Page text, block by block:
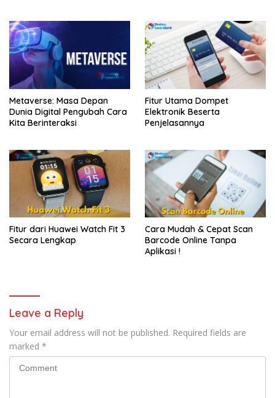
Metaverse: Masa Depan
Dunia Digital Pengubah Cara
Kita Berinteraksi
Fitur Utama Dompet
Elektronik Beserta
Penjelasannya
Fitur dari Huawei Watch Fit 3
Secara Lengkap
Cara Mudah & Cepat Scan
Barcode Online Tanpa
Aplikasi !
Leave a Reply
Your email address will not be published. Required fields are
marked *